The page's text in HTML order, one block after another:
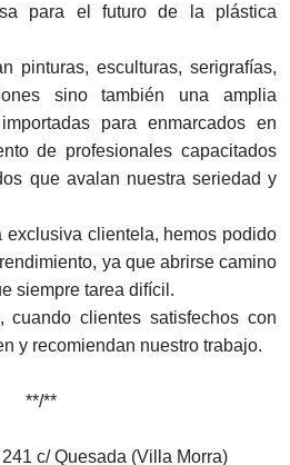
para el futuro de la plástica
pinturas, esculturas, serigrafías,
sino también una amplia
para enmarcados en
de profesionales capacitados
que avalan nuestra seriedad y
clientela, hemos podido
ya que abrirse camino
siempre tarea difícil.
cuando clientes satisfechos con
y recomiendan nuestro trabajo.
**/**
c/ Quesada (Villa Morra)